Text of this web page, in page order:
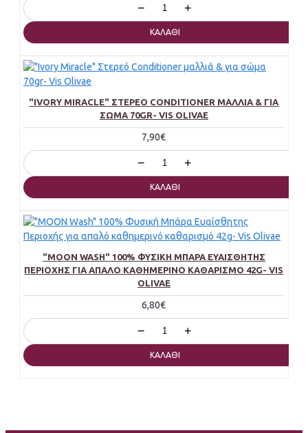
− +
ΚΑΛΆΘΙ
"IVORY MIRACLE" ΣΤΕΡΕΌ CONDITIONER ΜΑΛΛΙΆ & ΓΙΑ
ΣΏΜΑ 70GR- VIS OLIVAE
7,90€
− +
ΚΑΛΆΘΙ
"MOON WASH" 100% ΦΥΣΙΚΉ ΜΠΆΡΑ ΕΥΑΊΣΘΗΤΗΣ
ΠΕΡΙΟΧΉΣ ΓΙΑ ΑΠΑΛΌ ΚΑΘΗΜΕΡΙΝΌ ΚΑΘΑΡΙΣΜΌ 42G- VIS
OLIVAE
6,80€
− +
ΚΑΛΆΘΙ